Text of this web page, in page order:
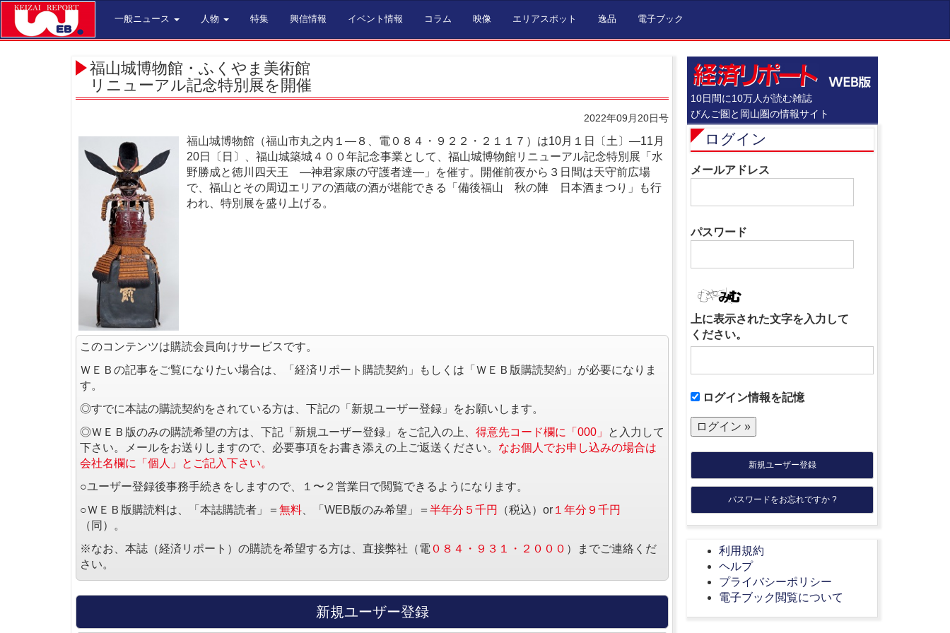
一般ニュース 人物 特集 興信情報 イベント情報 コラム 映像 エリアスポット 逸品 電子ブック
福山城博物館・ふくやま美術館
リニューアル記念特別展を開催
2022年09月20日号
福山城博物館（福山市丸之内１―８、電０８４・９２２・２１１７）は10月１日〔土〕―11月
20日〔日〕、福山城築城４００年記念事業として、福山城博物館リニューアル記念特別展「水
野勝成と徳川四天王 ―神君家康の守護者達―」を催す。開催前夜から３日間は天守前広場
で、福山とその周辺エリアの酒蔵の酒が堪能できる「備後福山 秋の陣 日本酒まつり」も行
われ、特別展を盛り上げる。
このコンテンツは購読会員向けサービスです。
ＷＥＢの記事をご覧になりたい場合は、「経済リポート購読契約」もしくは「ＷＥＢ版購読契約」が必要になりま
す。
◎すでに本誌の購読契約をされている方は、下記の「新規ユーザー登録」をお願いします。
◎ＷＥＢ版のみの購読希望の方は、下記「新規ユーザー登録」をご記入の上、 得意先コード欄に「000」
と入力して
下さい。メールをお送りしますので、必要事項をお書き添えの上ご返送ください。 なお個人でお申し込みの場合は
会社名欄に「個人」とご記入下さい。
○ユーザー登録後事務手続きをしますので、１〜２営業日で閲覧できるようになります。
○ＷＥＢ版購読料は、「本誌購読者」＝ 無料、「WEB版のみ希望」＝ 半年分５千円 （税込）or １年分９千円
（同）。
※なお、本誌（経済リポート）の購読を希望する方は、直接弊社（電０８４・９３１・２０００ ）までご連絡くだ
さい。
新規ユーザー登録
10日間に10万人が読む雑誌
びんご圏と岡山圏の情報サイト
ログイン
メールアドレス
パスワード
上に表示された文字を入力して
ください。
ログイン情報を記憶
新規ユーザー登録
パスワードをお忘れですか ?
利用規約
ヘルプ
プライバシーポリシー
電子ブック閲覧について